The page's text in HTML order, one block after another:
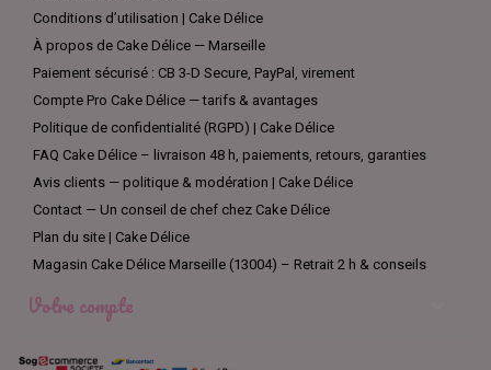
Conditions d’utilisation | Cake Délice
À propos de Cake Délice — Marseille
Paiement sécurisé : CB 3-D Secure, PayPal, virement
Compte Pro Cake Délice — tarifs & avantages
Politique de confidentialité (RGPD) | Cake Délice
FAQ Cake Délice – livraison 48 h, paiements, retours, garanties
Avis clients — politique & modération | Cake Délice
Contact — Un conseil de chef chez Cake Délice
Plan du site | Cake Délice
Magasin Cake Délice Marseille (13004) – Retrait 2 h & conseils
Votre compte